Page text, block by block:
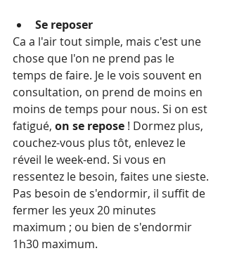
Se reposer
Ca a l'air tout simple, mais c'est une
chose que l'on ne prend pas le
temps de faire. Je le vois souvent en
consultation, on prend de moins en
moins de temps pour nous. Si on est
fatigué, on se repose ! Dormez plus,
couchez-vous plus tôt, enlevez le
réveil le week-end. Si vous en
ressentez le besoin, faites une sieste.
Pas besoin de s'endormir, il suffit de
fermer les yeux 20 minutes
maximum ; ou bien de s'endormir
1h30 maximum.